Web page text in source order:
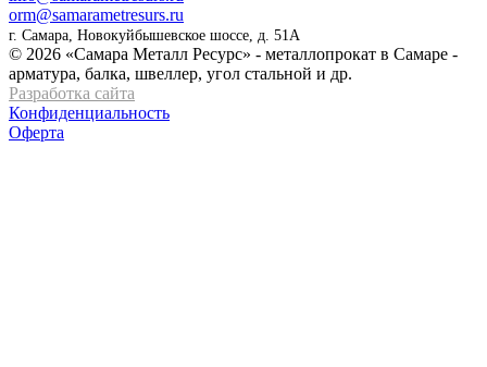
orm@samarametresurs.ru
г. Самара, Новокуйбышевское шоссе, д. 51А
© 2026 «Самара Металл Ресурс» - металлопрокат в Самаре -
арматура, балка, швеллер, угол стальной и др.
Разработка сайта
Конфиденциальность
Оферта